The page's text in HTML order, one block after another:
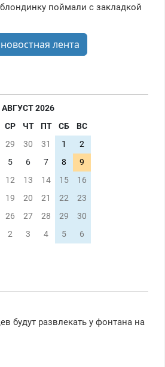
поймали с закладкой
лента
АВГУСТ 2026
СР ЧТ ПТ СБ
ВС
29 30 31 1
2
5 6 7 8
9
12 13 14 15
16
19 20 21 22
23
26 27 28 29
30
2 3 4 5 6
будут развлекать у фонтана на